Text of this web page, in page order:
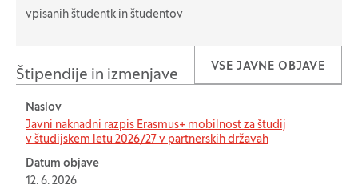
vpisanih študentk in študentov
Štipendije in izmenjave
VSE JAVNE OBJAVE
Tabela za: Štipendije in izmenjave
Naslov
Javni naknadni razpis Erasmus+ mobilnost za študij
v študijskem letu 2026/27 v partnerskih državah
Datum objave
12. 6. 2026